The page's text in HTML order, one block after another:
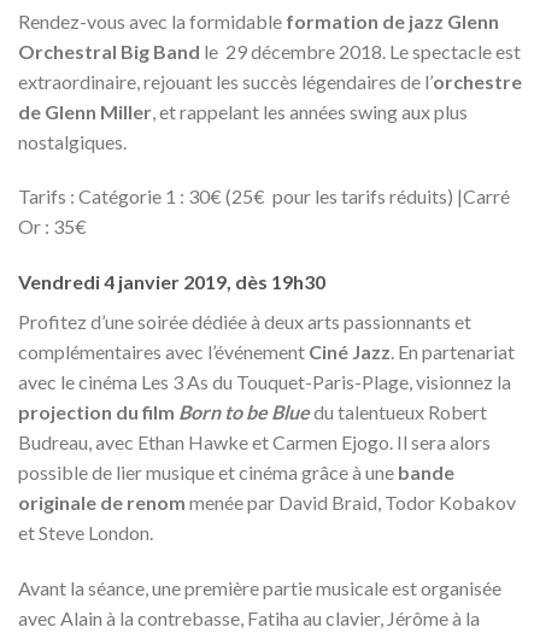
Rendez-vous avec la formidable formation de jazz Glenn
Orchestral Big Band le 29 décembre 2018. Le spectacle est
extraordinaire, rejouant les succès légendaires de l’orchestre
de Glenn Miller , et rappelant les années swing aux plus
nostalgiques.
Tarifs : Catégorie 1 : 30€ (25€ pour les tarifs réduits) |Carré
Or : 35€
Vendredi 4 janvier 2019, dès 19h30
Profitez d’une soirée dédiée à deux arts passionnants et
complémentaires avec l’événement Ciné Jazz. En partenariat
avec le cinéma Les 3 As du Touquet-Paris-Plage, visionnez la
projection du film Born to be Bluedu talentueux Robert
Budreau, avec Ethan Hawke et Carmen Ejogo. Il sera alors
possible de lier musique et cinéma grâce à une bande
originale de renom menée par David Braid, Todor Kobakov
et Steve London.
Avant la séance, une première partie musicale est organisée
avec Alain à la contrebasse, Fatiha au clavier, Jérôme à la